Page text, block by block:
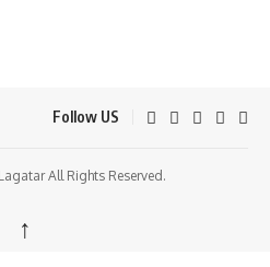
Follow US
All Rights Reserved.
↑